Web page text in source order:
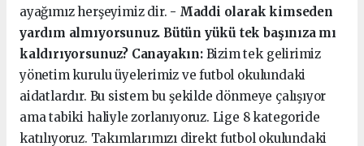
ayağımız herşeyimiz dir. - Maddi olarak kimseden
yardım almıyorsunuz. Bütün yükü tek başınıza mı
kaldırıyorsunuz? Canayakın:Bizim tek gelirimiz
yönetim kurulu üyelerimiz ve futbol okulundaki
aidatlardır. Bu sistem bu şekilde dönmeye çalışıyor
ama tabiki haliyle zorlanıyoruz. Lige 8 kategoride
katılıyoruz. Takımlarımızı direkt futbol okulundaki